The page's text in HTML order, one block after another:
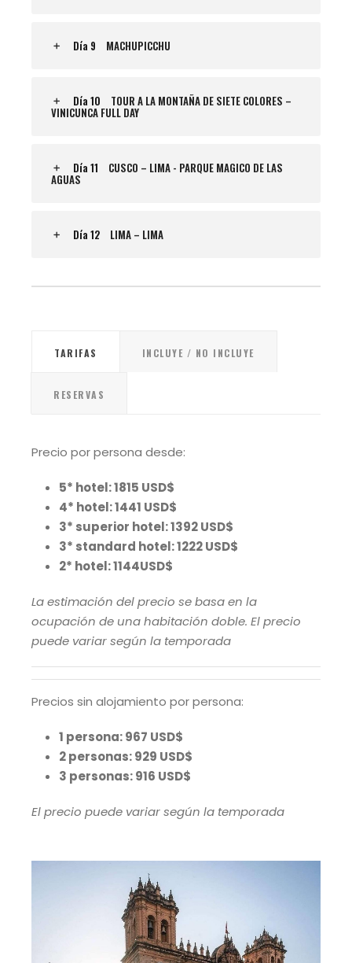
Día 9 MACHUPICCHU
Día 10 TOUR A LA MONTAÑA DE SIETE COLORES –
VINICUNCA FULL DAY
Día 11 CUSCO – LIMA - PARQUE MAGICO DE LAS
AGUAS
Día 12 LIMA – LIMA
TARIFAS INCLUYE / NO INCLUYE
RESERVAS
Precio por persona desde:
5* hotel: 1815 USD$
4* hotel: 1441 USD$
3* superior hotel: 1392 USD$
3* standard hotel: 1222 USD$
2* hotel: 1144USD$
La estimación del precio se basa en la
ocupación de una habitación doble. El precio
puede variar según la temporada
Precios sin alojamiento por persona:
1 persona: 967 USD$
2 personas: 929 USD$
3 personas: 916 USD$
El precio puede variar según la temporada